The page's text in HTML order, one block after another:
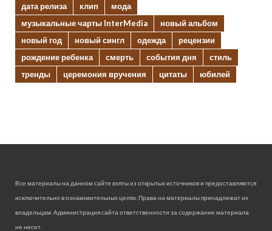
дата релиза
клип
мода
музыкальные чарты InterMedia
новый альбом
новый год
новый сингл одежда
рецензии
рождение ребенка
смерть события дня
стиль
тренды
церемония вручения цитаты юбилей
Все материалы на данном сайте взяты из открытых источников и предоставляются
исключительно в ознакомительных целях. Права на материалы принадлежат их
владельцам. Администрация сайта ответственности за содержание материала
не несет.